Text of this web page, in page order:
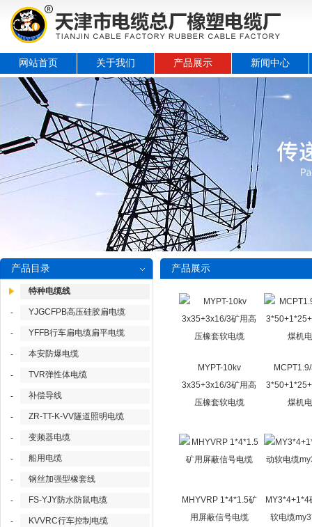
网站首页 关于我们 产品展示 新闻中心
产品目录
特种电缆线
- YJGCFPB高压硅胶扁电缆
- YFFB行车扁电缆扁平电缆
- 本安防爆电缆
- TVR弹性体电缆
- 补偿导线
- ZR-TT-K-VV隧道照明电缆
- 变频器电缆
- 船用电缆
- 钢丝加强型橡套线
- FS-YJY防水防鼠电缆
- KVVRC行车控制电缆
产品展示
MYPT-10kv
3x35+3x16/3矿用高
压橡套软电缆
煤机
MHYVRP 1*4*1.5矿
用屏蔽信号电缆
MY3*4+1*4
软电缆